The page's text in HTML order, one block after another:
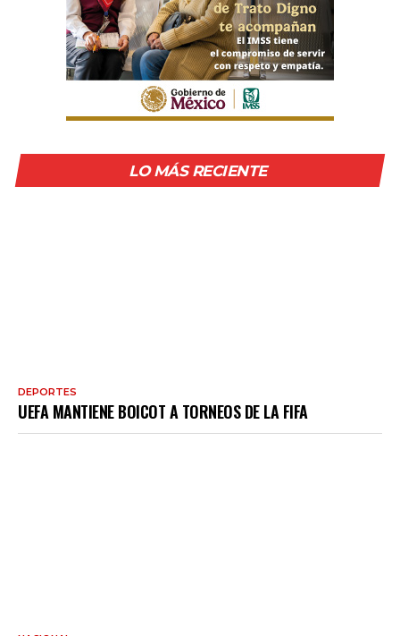
LO MÁS RECIENTE
DEPORTES
UEFA MANTIENE BOICOT A TORNEOS DE LA FIFA